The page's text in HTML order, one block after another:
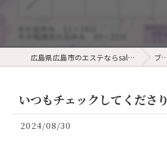
広島県広島市のエステならsalon de peche ブログ
いつもチェックしてくださり
2024/08/30